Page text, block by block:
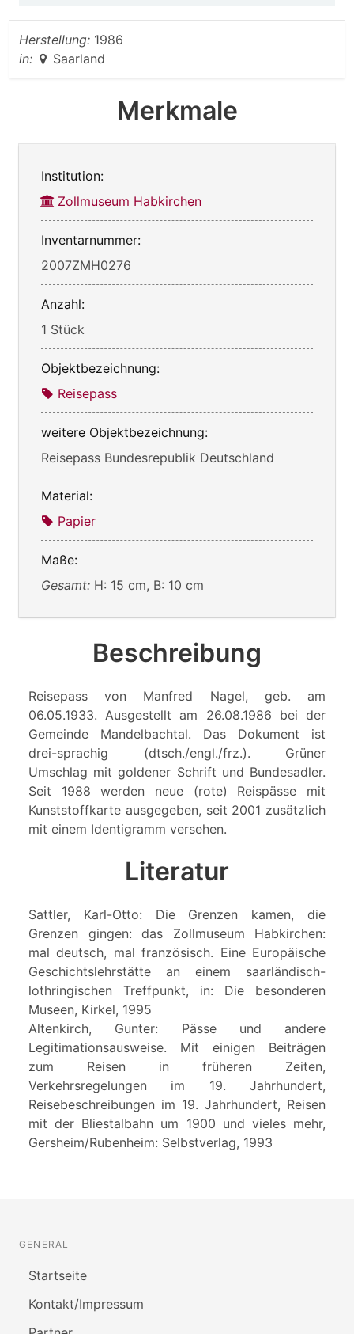
Herstellung: 1986
in:
Saarland
Merkmale
Institution:
Zollmuseum Habkirchen
Inventarnummer:
2007ZMH0276
Anzahl:
1 Stück
Objektbezeichnung:
Reisepass
weitere Objektbezeichnung:
Reisepass Bundesrepublik Deutschland
Material:
Papier
Maße:
Gesamt: H: 15 cm, B: 10 cm
Beschreibung
Reisepass von Manfred Nagel, geb. am
06.05.1933. Ausgestellt am 26.08.1986 bei der
Gemeinde Mandelbachtal. Das Dokument ist
drei-sprachig (dtsch./engl./frz.). Grüner
Umschlag mit goldener Schrift und Bundesadler.
Seit 1988 werden neue (rote) Reispässe mit
Kunststoffkarte ausgegeben, seit 2001 zusätzlich
mit einem Identigramm versehen.
Literatur
Sattler, Karl-Otto: Die Grenzen kamen, die
Grenzen gingen: das Zollmuseum Habkirchen:
mal deutsch, mal französisch. Eine Europäische
Geschichtslehrstätte an einem saarländisch-
lothringischen Treffpunkt, in: Die besonderen
Museen, Kirkel, 1995
Altenkirch, Gunter: Pässe und andere
Legitimationsausweise. Mit einigen Beiträgen
zum Reisen in früheren Zeiten,
Verkehrsregelungen im 19. Jahrhundert,
Reisebeschreibungen im 19. Jahrhundert, Reisen
mit der Bliestalbahn um 1900 und vieles mehr,
Gersheim/Rubenheim: Selbstverlag, 1993
GENERAL
Startseite
Kontakt/Impressum